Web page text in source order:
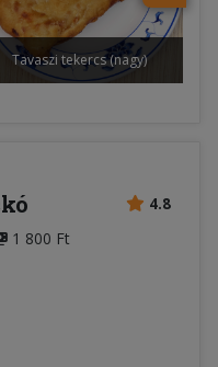
Tavaszi tekercs (nagy)
4.8
1 800 Ft